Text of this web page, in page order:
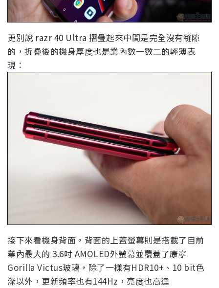
更別說 razr 40 Ultra 摺疊起來中間是完全沒有縫隙
的，折疊後的機身厚度也是業內數一數二的輕薄表
現：
接下來看機身背面，背面的上蓋螢幕則是搭載了目前
業內最大的 3.6吋 AMOLED外螢幕並覆蓋了康寧
Gorilla Victus玻璃，除了一樣有HDR10+、10 bit色
深以外，更新頻率也有144Hz，亮度也高達